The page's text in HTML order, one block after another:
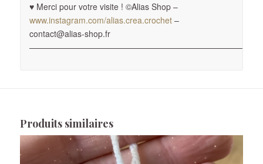
♥ Merci pour votre visite ! ©Alias Shop –
www.instagram.com/alias.crea.crochet–
contact@alias-shop.fr
Produits similaires